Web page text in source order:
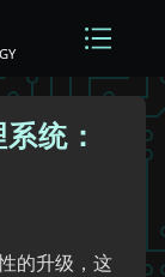
统：
的升级，这